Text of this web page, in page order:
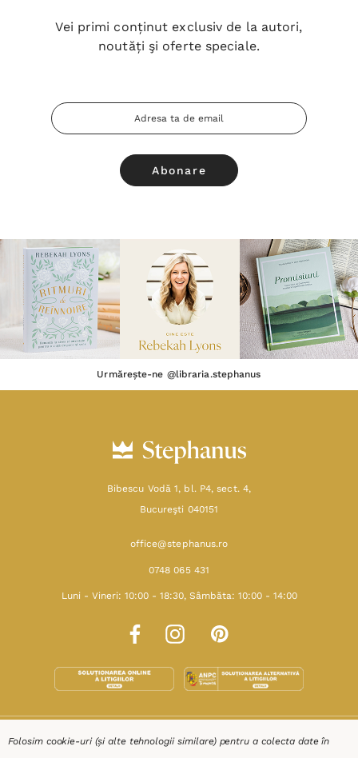
Vei primi conținut exclusiv de la autori,
noutăți şi oferte speciale.
Adresa
Email
Urmărește-ne @libraria.stephanus
Bibescu Vodă 1, bl. P4, sect. 4,
Bucureşti 040151
office@stephanus.ro
0748 065 431
Luni - Vineri: 10:00 - 18:30, Sâmbăta: 10:00 - 14:00
SHOP
Folosim cookie-uri (și alte tehnologii similare) pentru a colecta date în